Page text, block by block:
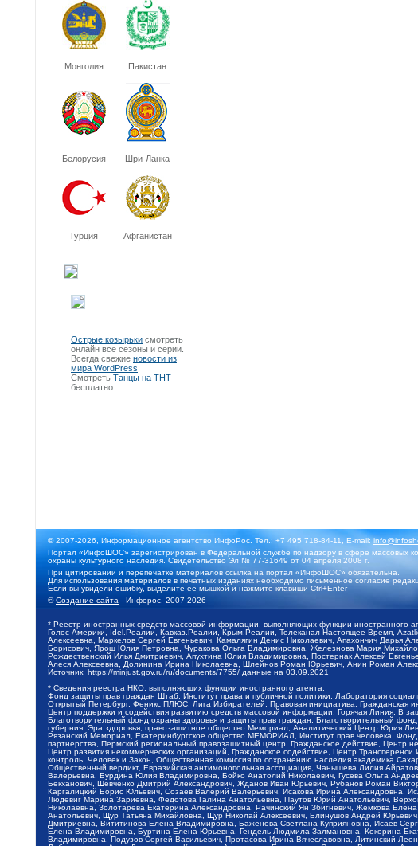
Монголия Пакистан
Белорусия Шри-Ланка
Турция Афганистан
Острые козырьки смотреть
онлайн все сезоны и серии.
Всегда свежие новости из
мира WordPress
Смотреть Танцы на ТНТ
бесплатно
© 2007-2026, Информационное агентство ИнфоРос. Тел.: +7 495 718-84-11, E-mail:
Портал «ИнфоШОС» зарегистрирован в Федеральной службе по надзору в сфере массовых
охраны культурного наследия. Свидетельство Эл № 77-31649 от 04 апреля 2008 г.
При цитировании и перепечатке материалов ссылка на портал «ИнфоШОС» обязательна.
Для использования материалов в печатных изданиях необходимо письменное согласие
Если вы увидели ошибку, выделите ее мышкой и нажмите клавиши Ctrl+Enter
©Создание сайта - Инфорос, 2007-2026
* Реестр иностранных средств массовой информации, выполняющих функции иностранного
Голос Америки, Idel.Реалии, Кавказ.Реалии, Крым.Реалии, Телеканал Настоящее Время,
Алексеевна, Маркелов Сергей Евгеньевич, Камалягин Денис Николаевич, Апахончич Дарья
Борисович, Ярош Юлия Петровна, Чуракова Ольга Владимировна, Железнова Мария
Рождественский Илья Дмитриевич, Апухтина Юлия Владимировна, Постернак Алексей
Алеся Алексеевна, Долинина Ирина Николаевна, Шлейнов Роман Юрьевич, Анин Роман
Источник: https://minjust.gov.ru/ru/documents/7755/ данные на 03.09.2021
* Сведения реестра НКО, выполняющих функции иностранного агента:
Фонд защиты прав граждан Штаб, Институт права и публичной политики, Лаборатория
Открытый Петербург, Феникс ПЛЮС, Лига Избирателей, Правовая инициатива, Гражданская
Центр поддержки и содействия развитию средств массовой информации, Горячая Линия, В
Благотворительный фонд охраны здоровья и защиты прав граждан, Благотворительный
губерния, Эра здоровья, правозащитное общество Мемориал, Аналитический Центр Юрия
Рязанский Мемориал, Екатеринбургское общество МЕМОРИАЛ, Институт прав человека,
партнерства, Пермский региональный правозащитный центр, Гражданское действие,
Центр развития некоммерческих организаций, Гражданское содействие, Центр
контроль, Человек и Закон, Общественная комиссия по сохранению наследия академика
Общественный вердикт, Евразийская антимонопольная ассоциация, Чанышева Лилия
Валерьевна, Бурдина Юлия Владимировна, Бойко Анатолий Николаевич, Гусева Ольга
Бекханович, Шевченко Дмитрий Александрович, Жданов Иван Юрьевич, Рубанов Роман
Каргалицкий Борис Юльевич, Созаев Валерий Валерьевич, Исакова Ирина Александровна,
Людевиг Марина Зариевна, Федотова Галина Анатольевна, Паутов Юрий Анатольевич,
Николаевна, Золотарева Екатерина Александровна, Рачинский Ян Збигневич, Жемкова
Анатольевич, Щур Татьяна Михайловна, Щур Николай Алексеевич, Блинушов Андрей
Дмитриевна, Вититинова Елена Владимировна, Баженова Светлана Куприяновна, Исаев
Елена Владимировна, Буртина Елена Юрьевна, Гендель Людмила Залмановна, Кокорина
Владимировна, Подузов Сергей Васильевич, Протасова Ирина Вячеславовна, Литинский